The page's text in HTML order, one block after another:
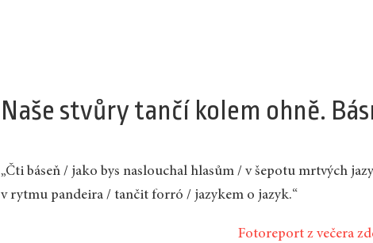
Naše stvůry tančí kolem ohně.
„Čti báseň / jako bys naslouchal hlasům / v šepotu mrtvých
v rytmu pandeira / tančit forró / jazykem o jazyk.“
Fotoreport z večera